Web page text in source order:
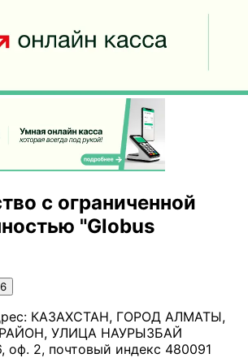
с ограниченной
"Globus
КАЗАХСТАН, ГОРОД АЛМАТЫ,
УЛИЦА НАУРЫЗБАЙ
оф. 2, почтовый индекс 480091